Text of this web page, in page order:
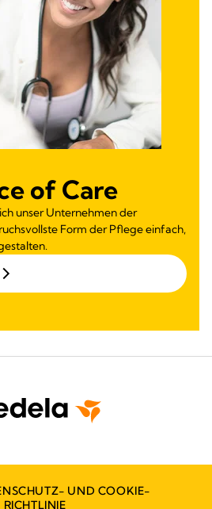
of Care
unser Unternehmen der
Form der Pflege einfach,
UND COOKIE-
RICHTLINIE